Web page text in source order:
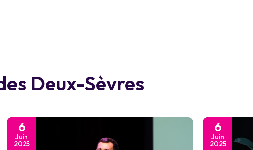
Deux-Sèvres
6
Juin
2025
6
Juin
2025